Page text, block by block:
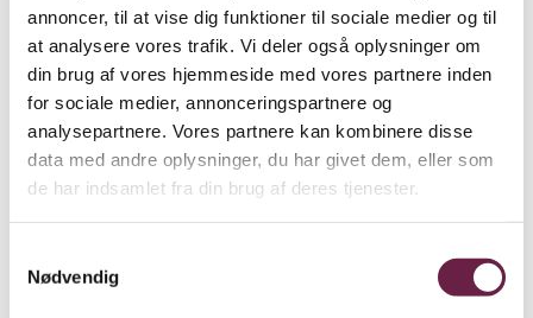
annoncer, til at vise dig funktioner til sociale medier og til
at analysere vores trafik. Vi deler også oplysninger om
din brug af vores hjemmeside med vores partnere inden
for sociale medier, annonceringspartnere og
analysepartnere. Vores partnere kan kombinere disse
data med andre oplysninger, du har givet dem, eller som
de har indsamlet fra din brug af deres tjenester.
Nødvendig